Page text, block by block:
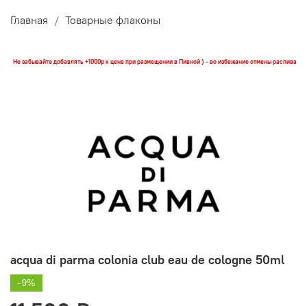
Главная Товарные флаконы
Не забывайте добавлять +1000р к цене при размещении в Пивной ) - во избежание отмены распива
acqua di parma colonia club eau de cologne 50ml
-9%